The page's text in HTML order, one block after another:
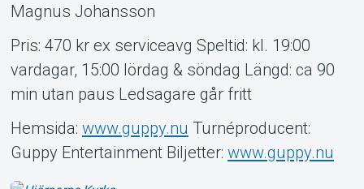
Magnus Johansson
Pris: 470 kr ex serviceavg Speltid: kl. 19:00
vardagar, 15:00 lördag & söndag Längd: ca 90
min utan paus Ledsagare går fritt
Hemsida: www.guppy.nu Turnéproducent:
Guppy Entertainment Biljetter: www.guppy.nu